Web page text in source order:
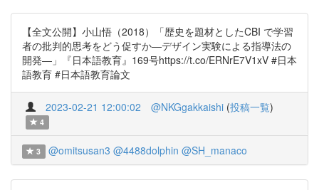
【全文公開】小山悟（2018）「歴史を題材としたCBI で学習
者の批判的思考をどう促すか―デザイン実験による指導法の
開発―」『日本語教育』169号https://t.co/ERNrE7V1xV #日本
語教育 #日本語教育論文
2023-02-21 12:00:02 @NKGgakkaishi (投稿一覧)
4
3 @omitsusan3 @4488dolphin @SH_manaco